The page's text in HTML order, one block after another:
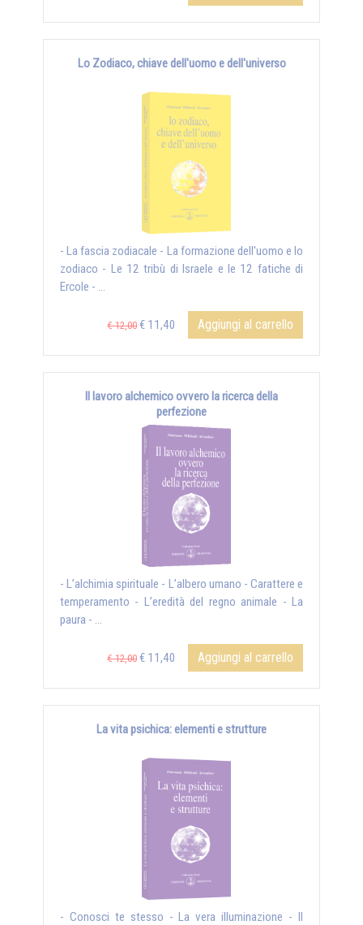
Lo Zodiaco, chiave dell'uomo e dell'universo
- La fascia zodiacale - La formazione dell'uomo e lo
zodiaco - Le 12 tribù di Israele e le 12 fatiche di
Ercole - ...
€ 12,00 € 11,40 Aggiungi al carrello
Il lavoro alchemico ovvero la ricerca della
perfezione
- L’alchimia spirituale - L’albero umano - Carattere e
temperamento - L’eredità del regno animale - La
paura - ...
€ 12,00 € 11,40 Aggiungi al carrello
La vita psichica: elementi e strutture
- Conosci te stesso - La vera illuminazione - Il